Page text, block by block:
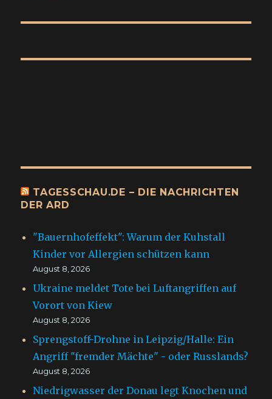
TAGESSCHAU.DE – DIE NACHRICHTEN
DER ARD
"Bauernhofeffekt": Warum der Kuhstall
Kinder vor Allergien schützen kann
August 8, 2026
Ukraine meldet Tote bei Luftangriffen auf
Vorort von Kiew
August 8, 2026
Sprengstoff-Drohne in Leipzig/Halle: Ein
Angriff "fremder Mächte" - oder Russlands?
August 8, 2026
Niedrigwasser der Donau legt Knochen und